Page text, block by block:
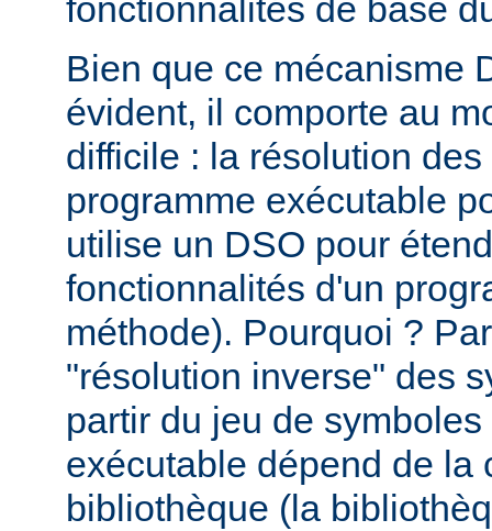
fonctionnalités de base
Bien que ce mécanisme
évident, il comporte au
difficile : la résolution
programme exécutable
utilise un DSO pour
fonctionnalités d'un
méthode). Pourquoi ?
"résolution inverse" des
partir du jeu de
exécutable dépend de la
bibliothèque (la